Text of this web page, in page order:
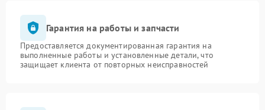
Гарантия на работы и запчасти
Предоставляется документированная гарантия на
выполненные работы и установленные детали, что
защищает клиента от повторных неисправностей